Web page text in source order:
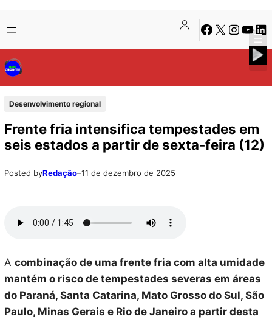
para
o
conteúdo
to
content
Facebook
X Instagram
Desenvolvimento regional
Frente fria intensifica tempestades em
seis estados a partir de sexta-feira (12)
Posted byRedação–11 de dezembro de 2025
A combinação de uma frente fria com alta umidade
mantém o risco de tempestades severas em áreas
do Paraná, Santa Catarina, Mato Grosso do Sul, São
Paulo, Minas Gerais e Rio de Janeiro a partir desta